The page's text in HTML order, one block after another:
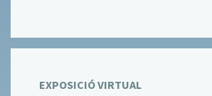
EXPOSICIÓ VIRTUAL